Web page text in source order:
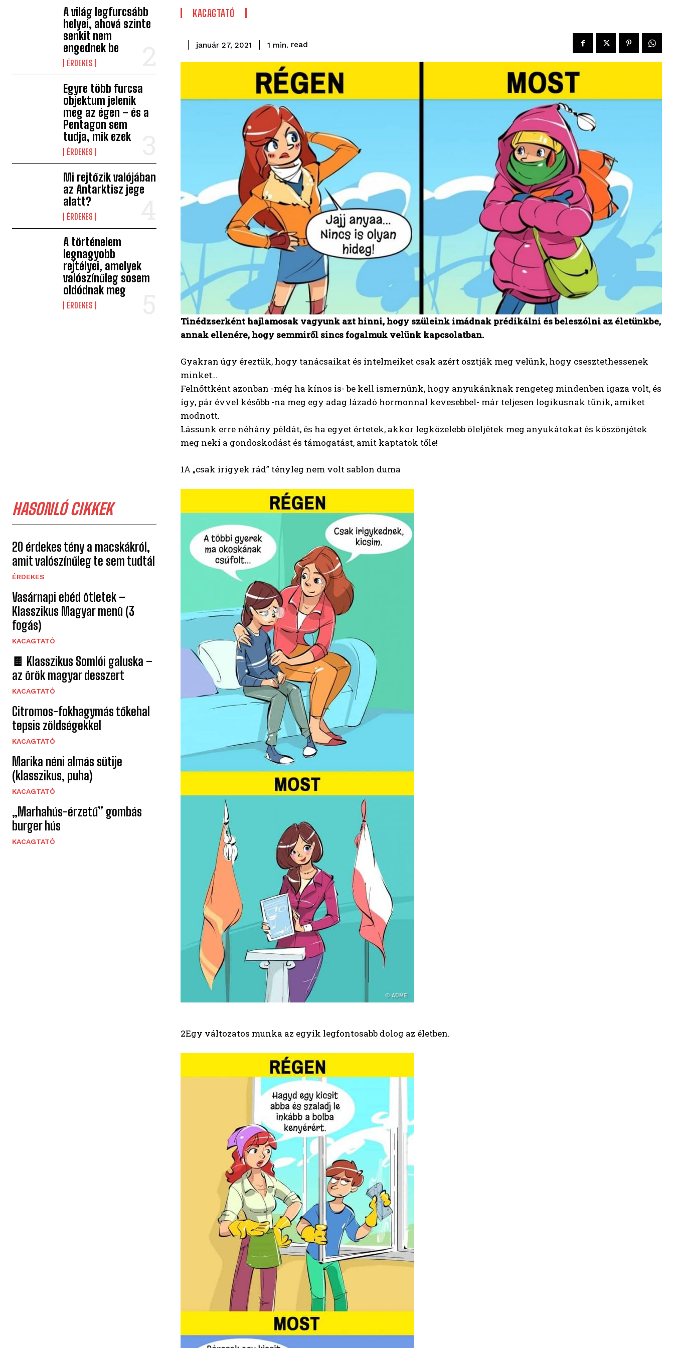
A világ legfurcsább
helyei, ahová szinte
senkit nem
engednek be
ÉRDEKES
Egyre több furcsa
objektum jelenik
meg az égen – és a
Pentagon sem
tudja, mik ezek
ÉRDEKES
Mi rejtőzik valójában
az Antarktisz jege
alatt?
ÉRDEKES
A történelem
legnagyobb
rejtélyei, amelyek
valószínűleg sosem
oldódnak meg
ÉRDEKES
HASONLÓ CIKKEK
20 érdekes tény a macskákról,
amit valószínűleg te sem tudtál
ÉRDEKES
Vasárnapi ebéd ötletek –
Klasszikus Magyar menü (3
fogás)
KACAGTATÓ
🍫 Klasszikus Somlói galuska –
az örök magyar desszert
KACAGTATÓ
Citromos-fokhagymás tőkehal
tepsis zöldségekkel
KACAGTATÓ
Marika néni almás sütije
(klasszikus, puha)
KACAGTATÓ
„Marhahús-érzetű” gombás
burger hús
KACAGTATÓ
KACAGTATÓ
január 27, 2021 1 min. read
Tinédzserként hajlamosak vagyunk azt hinni, hogy szüleink imádnak prédikálni és beleszólni az életünkbe,
annak ellenére, hogy semmiről sincs fogalmuk velünk kapcsolatban.
Gyakran úgy éreztük, hogy tanácsaikat és intelmeiket csak azért osztják meg velünk, hogy csesztethessenek
minket…
Felnőttként azonban -még ha kínos is- be kell ismernünk, hogy anyukánknak rengeteg mindenben igaza volt, és
így, pár évvel később -na meg egy adag lázadó hormonnal kevesebbel- már teljesen logikusnak tűnik, amiket
modnott.
Lássunk erre néhány példát, és ha egyet értetek, akkor legközelebb öleljétek meg anyukátokat és köszönjétek
meg neki a gondoskodást és támogatást, amit kaptatok tőle!
1A „csak irigyek rád” tényleg nem volt sablon duma
2Egy változatos munka az egyik legfontosabb dolog az életben.